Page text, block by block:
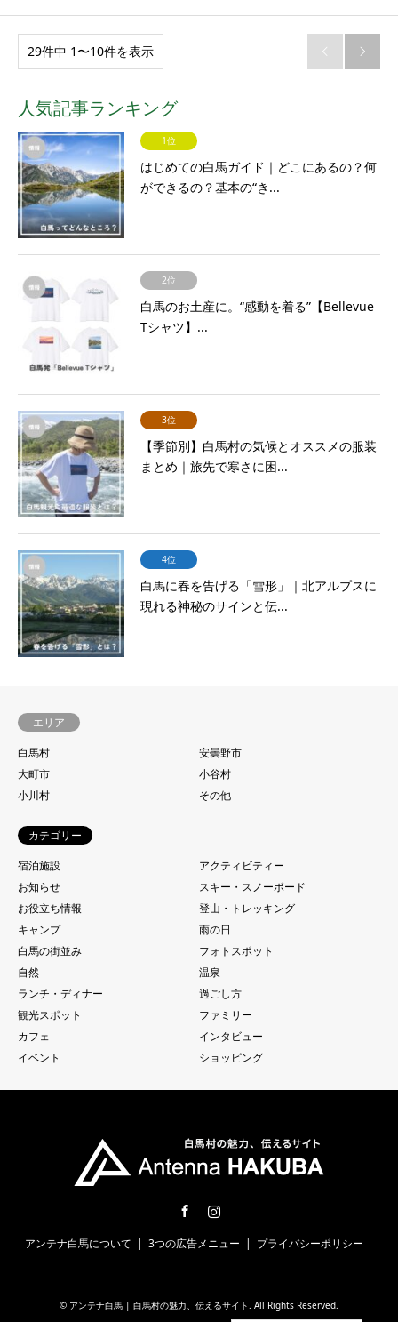
29件中 1〜10件を表示  
人気記事ランキング
1位
はじめての白馬ガイド｜どこにあるの？何
ができるの？基本の“き...
2位
白馬のお土産に。“感動を着る”【Bellevue
Tシャツ】...
3位
【季節別】白馬村の気候とオススメの服装
まとめ｜旅先で寒さに困...
4位
白馬に春を告げる「雪形」｜北アルプスに
現れる神秘のサインと伝...
エリア
白馬村
安曇野市
大町市
小谷村
小川村
その他
カテゴリー
宿泊施設
アクティビティー
お知らせ
スキー・スノーボード
お役立ち情報
登山・トレッキング
キャンプ
雨の日
白馬の街並み
フォトスポット
自然
温泉
ランチ・ディナー
過ごし方
観光スポット
ファミリー
カフェ
インタビュー
イベント
ショッピング
アンテナ白馬について 3つの広告メニュー プライバシーポリシー
© アンテナ白馬 | 白馬村の魅力、伝えるサイト. All Rights Reserved.